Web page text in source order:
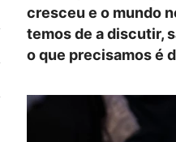
cresceu e o mundo
temos de a discutir,
o que precisamos é